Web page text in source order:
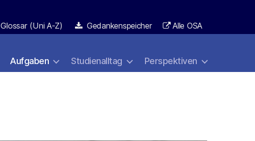
Glossar (Uni A-Z) Gedankenspeicher Alle OSA
Aufgaben Studienalltag Perspektiven